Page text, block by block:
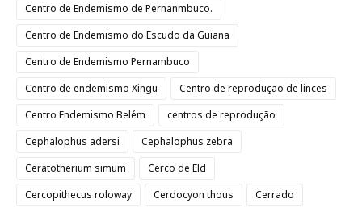
Centro de Endemismo de Pernanmbuco.
Centro de Endemismo do Escudo da Guiana
Centro de Endemismo Pernambuco
Centro de endemismo Xingu
Centro de reprodução de linces
Centro Endemismo Belém
centros de reprodução
Cephalophus adersi
Cephalophus zebra
Ceratotherium simum
Cerco de Eld
Cercopithecus roloway
Cerdocyon thous
Cerrado